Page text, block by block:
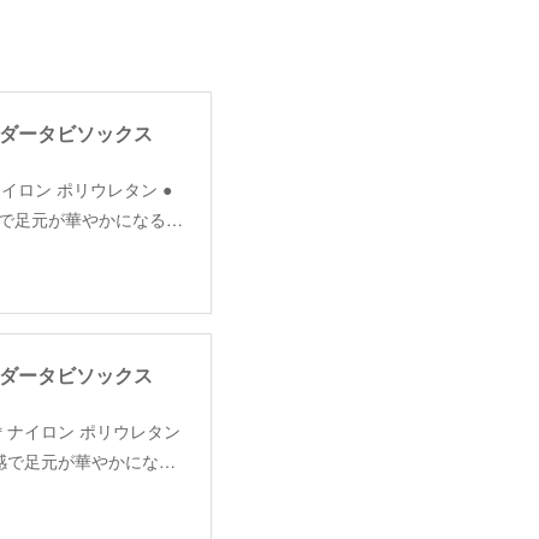
ータビソックス
ロン ポリウレタン ●
足元が華やかになる…
ータビソックス
イロン ポリウレタン
で足元が華やかにな…